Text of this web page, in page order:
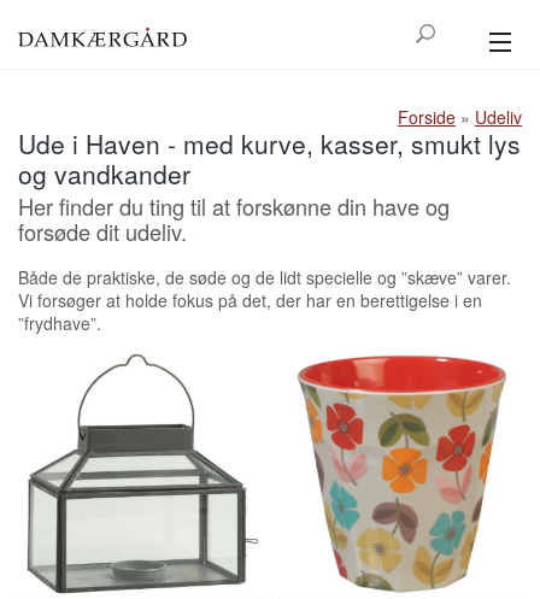
HØJTID
BOLIG
TEKSTIL
HAM & HENDE
KONTAKT
Forside » Udeliv
Ude i Haven - med kurve, kasser, smukt lys
og vandkander
Her finder du ting til at forskønne din have og
forsøde dit udeliv.
Både de praktiske, de søde og de lidt specielle og ”skæve” varer.
Vi forsøger at holde fokus på det, der har en berettigelse i en
”frydhave”.